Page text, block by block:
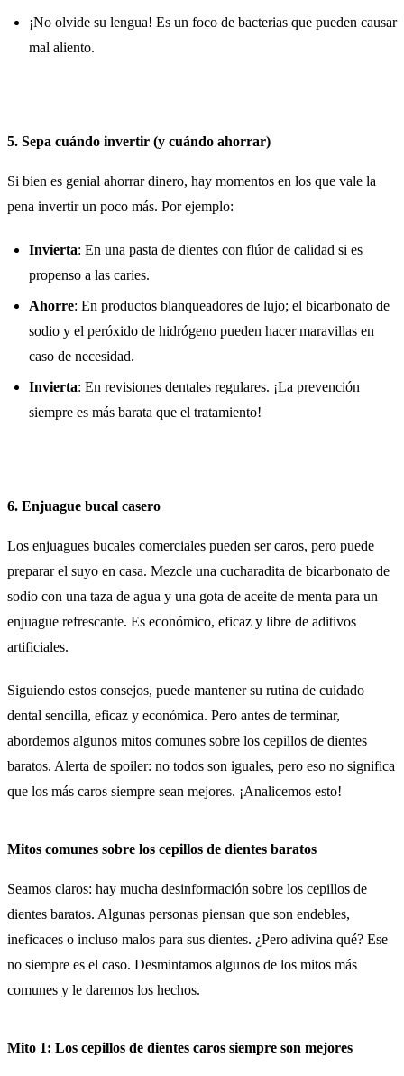
¡No olvide su lengua! Es un foco de bacterias que pueden causar
mal aliento.
5. Sepa cuándo invertir (y cuándo ahorrar)
Si bien es genial ahorrar dinero, hay momentos en los que vale la
pena invertir un poco más. Por ejemplo:
Invierta: En una pasta de dientes con flúor de calidad si es
propenso a las caries.
Ahorre: En productos blanqueadores de lujo; el bicarbonato de
sodio y el peróxido de hidrógeno pueden hacer maravillas en
caso de necesidad.
Invierta: En revisiones dentales regulares. ¡La prevención
siempre es más barata que el tratamiento!
6. Enjuague bucal casero
Los enjuagues bucales comerciales pueden ser caros, pero puede
preparar el suyo en casa. Mezcle una cucharadita de bicarbonato de
sodio con una taza de agua y una gota de aceite de menta para un
enjuague refrescante. Es económico, eficaz y libre de aditivos
artificiales.
Siguiendo estos consejos, puede mantener su rutina de cuidado
dental sencilla, eficaz y económica. Pero antes de terminar,
abordemos algunos mitos comunes sobre los cepillos de dientes
baratos. Alerta de spoiler: no todos son iguales, pero eso no significa
que los más caros siempre sean mejores. ¡Analicemos esto!
Mitos comunes sobre los cepillos de dientes baratos
Seamos claros: hay mucha desinformación sobre los cepillos de
dientes baratos. Algunas personas piensan que son endebles,
ineficaces o incluso malos para sus dientes. ¿Pero adivina qué? Ese
no siempre es el caso. Desmintamos algunos de los mitos más
comunes y le daremos los hechos.
Mito 1: Los cepillos de dientes caros siempre son mejores